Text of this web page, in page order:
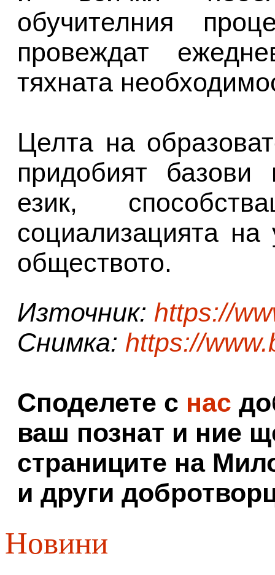
обучителния
провеждат
тяхната
Целта на
придобият базови
език,
социализацията на
обществото.
Източник: https://
Снимка: https://
Споделете с нас
ваш познат и ние
страниците на
и други
Новини